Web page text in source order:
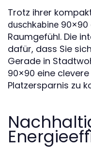
Trotz ihrer
duschkabine 90x90
Raumgefühl. Die
dafür, dass Sie
Gerade in
90x90 eine
Platzersparnis zu